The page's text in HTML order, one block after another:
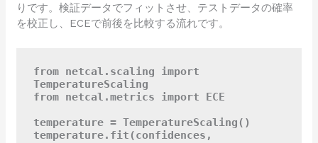
りです。検証データでフィットさせ、テストデータの確率
を校正し、ECEで前後を比較する流れです。
from netcal.scaling import
TemperatureScaling
from netcal.metrics import ECE
temperature = TemperatureScaling()
temperature.fit(confidences,